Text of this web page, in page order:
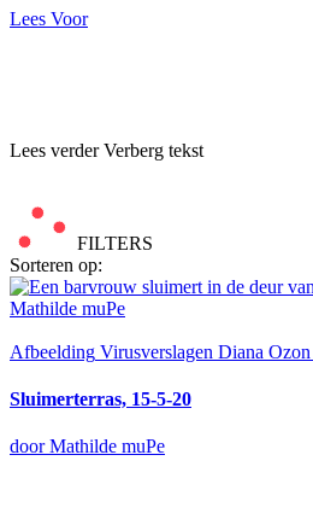
Lees Voor
Lees verderVerberg tekst
FILTERS
Sorteren op:
Afbeelding Virusverslagen Diana
Sluimerterras, 15-5-20
door Mathilde muPe